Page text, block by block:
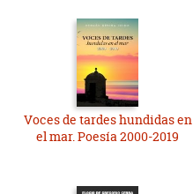
Voces de tardes hundidas en
el mar. Poesía 2000-2019